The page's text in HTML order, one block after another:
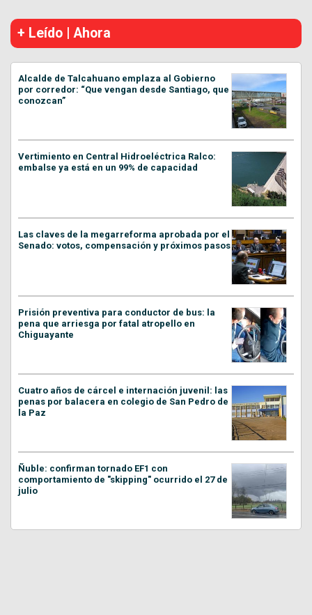
+ Leído | Ahora
Alcalde de Talcahuano emplaza al Gobierno
por corredor: “Que vengan desde Santiago, que
conozcan”
Vertimiento en Central Hidroeléctrica Ralco:
embalse ya está en un 99% de capacidad
Las claves de la megarreforma aprobada por el
Senado: votos, compensación y próximos pasos
Prisión preventiva para conductor de bus: la
pena que arriesga por fatal atropello en
Chiguayante
Cuatro años de cárcel e internación juvenil: las
penas por balacera en colegio de San Pedro de
la Paz
Ñuble: confirman tornado EF1 con
comportamiento de "skipping" ocurrido el 27 de
julio